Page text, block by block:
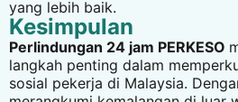
yang lebih baik.
Kesimpulan
Perlindungan 24 jam PERKESO
langkah penting dalam
sosial pekerja di Malaysia.